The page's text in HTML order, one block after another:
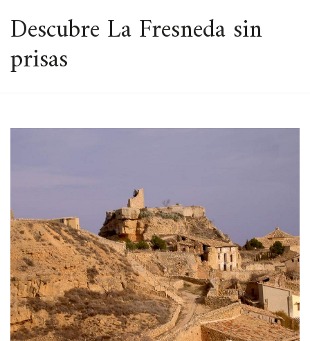
ESPACIO
Descubre La Fresneda sin
prisas